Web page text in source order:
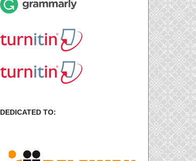
DEDICATED TO: